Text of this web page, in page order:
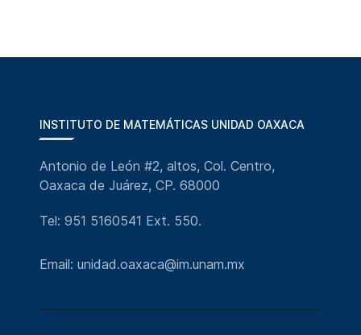
INSTITUTO DE MATEMÁTICAS UNIDAD OAXACA
Antonio de León #2, altos, Col. Centro,
Oaxaca de Juárez, CP. 68000
Tel: 951 5160541 Ext. 550.
Email: unidad.oaxaca@im.unam.mx